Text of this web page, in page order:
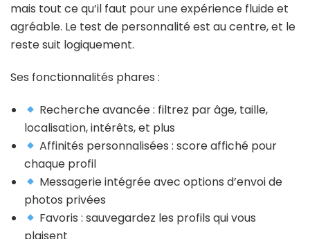
mais tout ce qu’il faut pour une expérience fluide et
agréable. Le test de personnalité est au centre, et le
reste suit logiquement.
Ses fonctionnalités phares :
Recherche avancée : filtrez par âge, taille,
localisation, intérêts, et plus
Affinités personnalisées : score affiché pour
chaque profil
Messagerie intégrée avec options d’envoi de
photos privées
Favoris : sauvegardez les profils qui vous